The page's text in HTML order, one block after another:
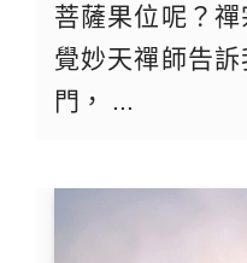
菩薩果位呢？
覺妙天禪師告
門， ...